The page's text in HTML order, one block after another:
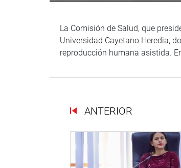
La Comisión de Salud, que
Universidad Cayetano Heredia,
reproducción humana asistida.
ANTERIOR